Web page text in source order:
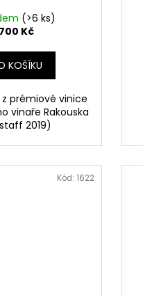
(>6 ks)
700 Kč
KOŠÍKU
prémiové vinice
vinaře Rakouska
2019)
Kód: 1622